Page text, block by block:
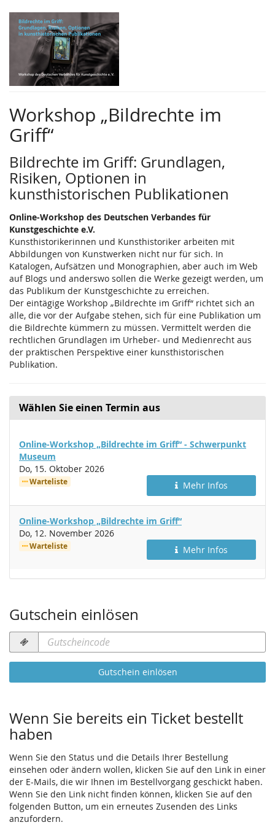
Zum
Haupt-
Inhalt
springen
Workshop „Bildrechte im
Griff“
Bildrechte im Griff: Grundlagen,
Risiken, Optio­nen in
kunsthistorischen Publikationen
Online-Workshop des Deutschen Verbandes für
Kunstgeschichte e.V.
Kunsthistorikerinnen und Kunsthistoriker arbeiten mit
Abbildungen von Kunstwerken nicht nur für sich. In
Katalogen, Aufsätzen und Monographien, aber auch im Web
auf Blogs und anderswo sollen die Werke gezeigt werden, um
das Publikum der Kunst­geschichte zu erreichen.
Der eintägige Workshop „Bildrechte im Griff“ richtet sich an
alle, die vor der Aufgabe stehen, sich für eine Publikation um
die Bildrechte kümmern zu müssen. Vermittelt werden die
rechtlichen Grundlagen im Urheber- und Medienrecht aus
der praktischen Perspektive einer kunsthistorischen
Publikation.
Wählen Sie einen Termin aus
Online-Workshop „Bildrechte im Griff“ - Schwerpunkt
Museum
Do, 15. Oktober 2026
Warteliste Mehr Infos
Online-Workshop „Bildrechte im Griff“
Do, 12. November 2026
Warteliste Mehr Infos
Gutschein einlösen
Gutscheincode
erforderlich
Gutschein einlösen
Wenn Sie bereits ein Ticket bestellt
haben
Wenn Sie den Status und die Details Ihrer Bestellung
einsehen oder ändern wollen, klicken Sie auf den Link in einer
der E-Mails, die wir Ihnen im Bestellvorgang geschickt haben.
Wenn Sie den Link nicht finden können, klicken Sie auf den
folgenden Button, um ein erneutes Zusenden des Links
anzufordern.